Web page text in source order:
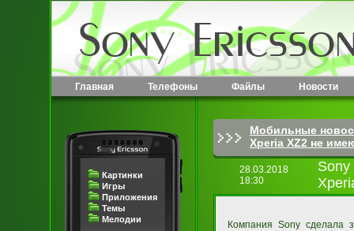
Главная Телефоны Файлы Новости
Картинки
Игры
Приложения
Темы
Мелодии
Мобильные
Xperia XZ2 не
28.03.2018
18:30
Sony
Компания Sony сделала